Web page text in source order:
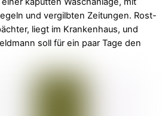
und vergilbten Zeitungen. Rost-
liegt im Krankenhaus, und
soll für ein paar Tage den